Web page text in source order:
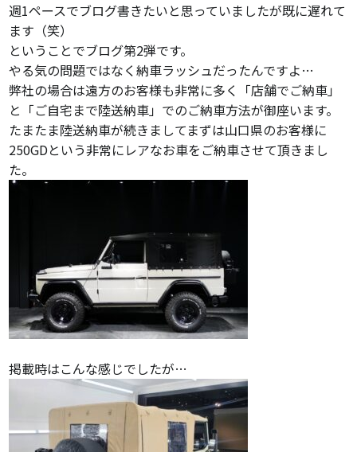
週1ペースでブログ書きたいと思っていましたが既に遅れて
ます（笑）
ということでブログ第2弾です。
やる気の問題ではなく納車ラッシュだったんですよ…
弊社の場合は遠方のお客様も非常に多く「店舗でご納車」
と「ご自宅まで陸送納車」でのご納車方法が御座います。
たまたま陸送納車が続きましてまずは山口県のお客様に
250GDという非常にレアなお車をご納車させて頂きまし
た。
掲載時はこんな感じでしたが…